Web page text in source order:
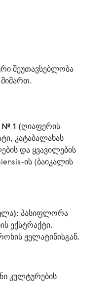
შეუთავსებლობა
კატაბალახას
და ყვავილების
ის (ბაიკალის
პასიფლორა
ექსტრაქტი.
ჟელატინისგან.
კულტურების